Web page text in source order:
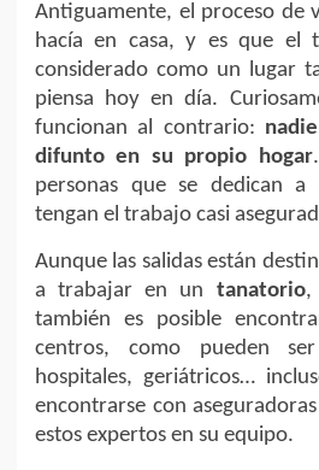
Antiguamente, el proceso de
hacía en casa, y es que el
considerado como un lugar
piensa hoy en día.
funcionan al contrario:
difunto en su propio hogar
personas que se dedican
tengan el trabajo casi
Aunque las salidas están
a trabajar en un tanatorio,
también es posible
centros, como pueden
hospitales, geriátricos…
encontrarse con
estos expertos en su equipo.